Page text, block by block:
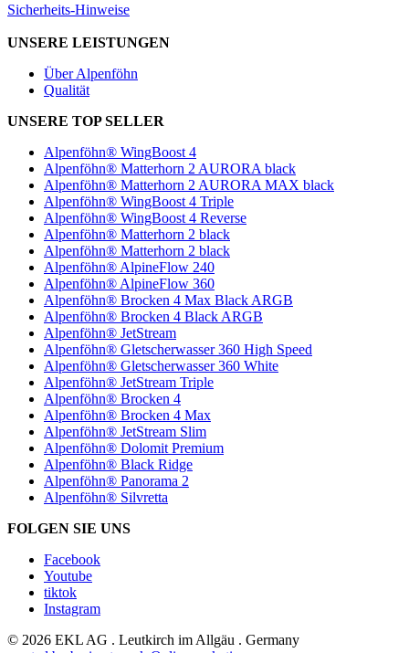
Sicherheits-Hinweise
UNSERE LEISTUNGEN
Über Alpenföhn
Qualität
UNSERE TOP SELLER
Alpenföhn® WingBoost 4
Alpenföhn® Matterhorn 2 AURORA black
Alpenföhn® Matterhorn 2 AURORA MAX black
Alpenföhn® WingBoost 4 Triple
Alpenföhn® WingBoost 4 Reverse
Alpenföhn® Matterhorn 2 black
Alpenföhn® Matterhorn 2 black
Alpenföhn® AlpineFlow 240
Alpenföhn® AlpineFlow 360
Alpenföhn® Brocken 4 Max Black ARGB
Alpenföhn® Brocken 4 Black ARGB
Alpenföhn® JetStream
Alpenföhn® Gletscherwasser 360 High Speed
Alpenföhn® Gletscherwasser 360 White
Alpenföhn® JetStream Triple
Alpenföhn® Brocken 4
Alpenföhn® Brocken 4 Max
Alpenföhn® JetStream Slim
Alpenföhn® Dolomit Premium
Alpenföhn® Black Ridge
Alpenföhn® Panorama 2
Alpenföhn® Silvretta
FOLGEN SIE UNS
Facebook
Youtube
tiktok
Instagram
© 2026 EKL AG . Leutkirch im Allgäu . Germany